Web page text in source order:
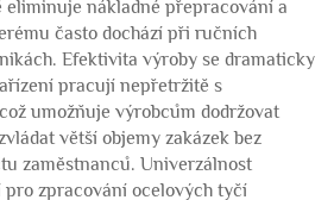
nákladné přepracování a
často dochází při ručních
Efektivita výroby se dramaticky
pracují nepřetržitě s
umožňuje výrobcům dodržovat
větší objemy zakázek bez
zaměstnanců. Univerzálnost
zpracování ocelových tyčí